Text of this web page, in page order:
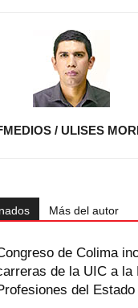
/ ULISES
Más del autor
de Colima
de la UIC a la
del Estado